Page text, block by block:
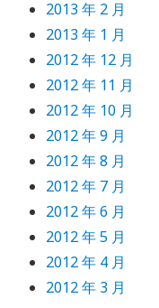
2013 年 2 月
2013 年 1 月
2012 年 12 月
2012 年 11 月
2012 年 10 月
2012 年 9 月
2012 年 8 月
2012 年 7 月
2012 年 6 月
2012 年 5 月
2012 年 4 月
2012 年 3 月